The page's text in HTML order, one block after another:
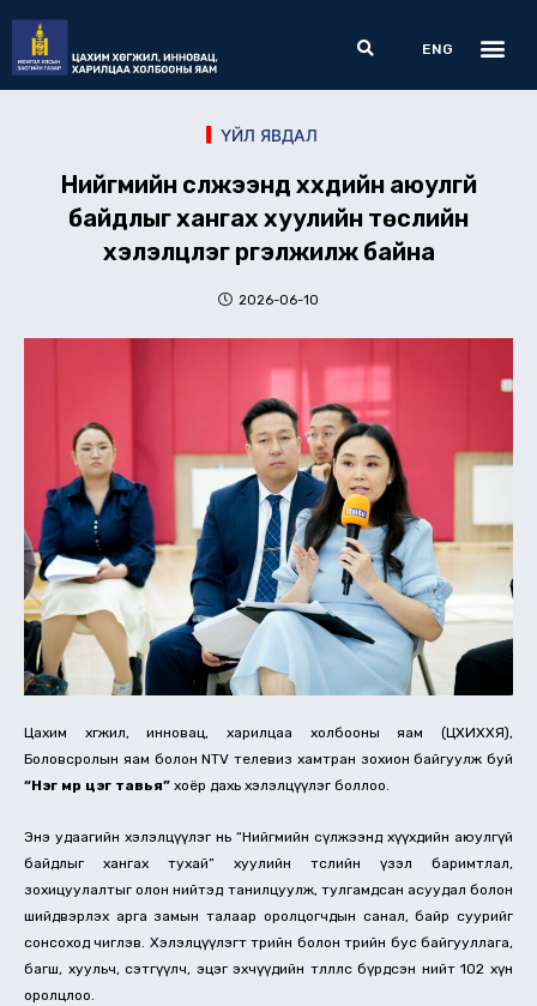
content
Search
ENG
ҮЙЛ ЯВДАЛ
Нийгмийн сүлжээнд хүүхдийн аюулгүй
байдлыг хангах хуулийн төслийн
хэлэлцүүлэг үргэлжилж байна
2026-06-10
Цахим хөгжил, инновац, харилцаа холбооны яам (ЦХИХХЯ),
Боловсролын яам болон NTV телевиз хамтран зохион байгуулж буй
“Нэг мөр цэг тавья” хоёр дахь хэлэлцүүлэг боллоо.
Энэ удаагийн хэлэлцүүлэг нь “Нийгмийн сүлжээнд хүүхдийн аюулгүй
байдлыг хангах тухай” хуулийн төслийн үзэл баримтлал,
зохицуулалтыг олон нийтэд танилцуулж, тулгамдсан асуудал болон
шийдвэрлэх арга замын талаар оролцогчдын санал, байр суурийг
сонсоход чиглэв. Хэлэлцүүлэгт төрийн болон төрийн бус байгууллага,
багш, хуульч, сэтгүүлч, эцэг эхчүүдийн төлөөллөөс бүрдсэн нийт 102 хүн
оролцлоо.